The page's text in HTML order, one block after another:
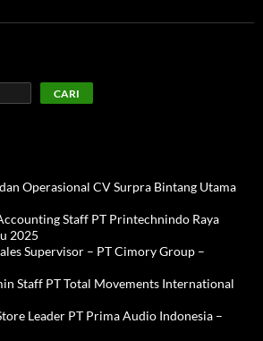
CARI
Operasional CV Surpra Bintang Utama
Staff PT Printechnindo Raya
2025
Supervisor – PT Cimory Group –
Staff PT Total Movements International
Leader PT Prima Audio Indonesia –